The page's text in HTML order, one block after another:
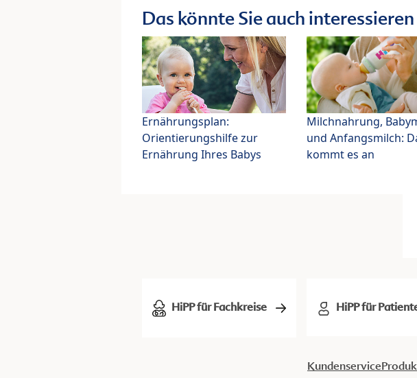
Das könnte Sie auch interessieren
Ernährungsplan:
Orientierungshilfe zur
Ernährung Ihres Babys
Milchnahrung,
und Anfangsmilch:
kommt es an
HiPP für Fachkreise HiPP für
Kundenservice